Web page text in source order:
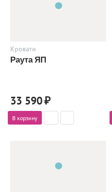
Кровати
Раута ЯП
33 590₽
В корзину